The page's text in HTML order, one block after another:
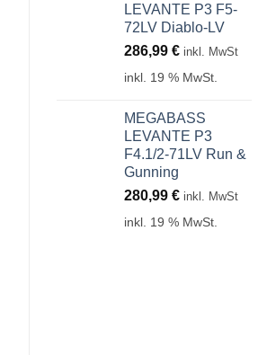
LEVANTE P3 F5-
72LV Diablo-LV
286,99 € inkl. MwSt
inkl. 19 % MwSt.
MEGABASS
LEVANTE P3
F4.1/2-71LV Run &
Gunning
280,99 € inkl. MwSt
inkl. 19 % MwSt.